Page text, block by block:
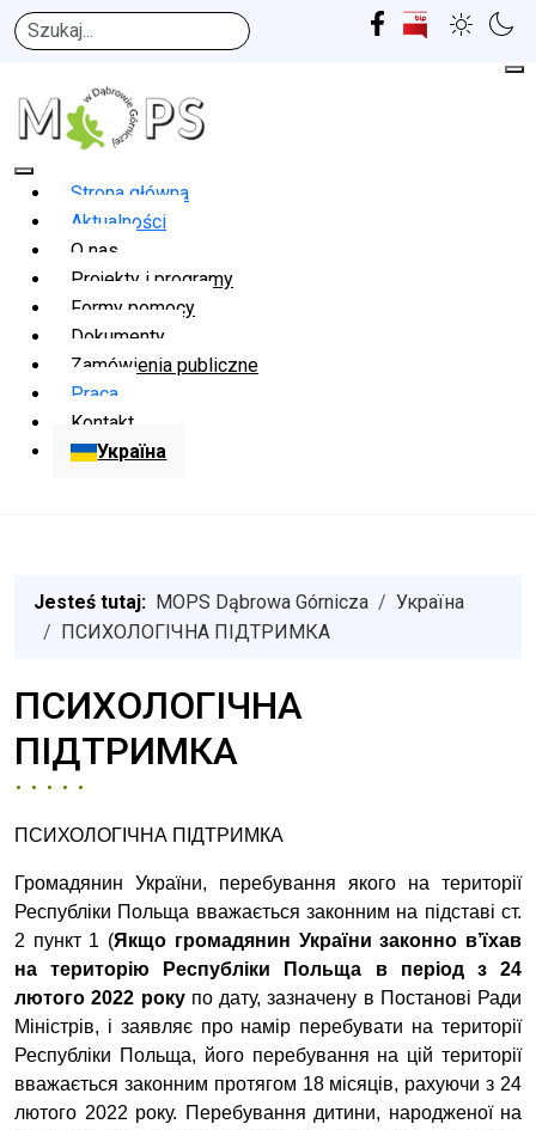
Szukaj
Strona główna
Aktualności
O nas
Projekty i programy
Formy pomocy
Dokumenty
Zamówienia publiczne
Praca
Kontakt
Україна
Jesteś tutaj: MOPS Dąbrowa Górnicza
Україна
ПСИХОЛОГІЧНА ПІДТРИМКА
ПСИХОЛОГІЧНА
ПІДТРИМКА
ПСИХОЛОГІЧНА ПІДТРИМКА
Громадянин України, перебування якого на території
Республіки Польща вважається законним на підставі ст.
2 пункт 1 (Якщо громадянин України законно в’їхав
на територію Республіки Польща в період з 24
лютого 2022 рокупо дату, зазначену в Постанові Ради
Міністрів, і заявляє про намір перебувати на території
Республіки Польща, його перебування на цій території
вважається законним протягом 18 місяців, рахуючи з 24
лютого 2022 року. Перебування дитини, народженої на